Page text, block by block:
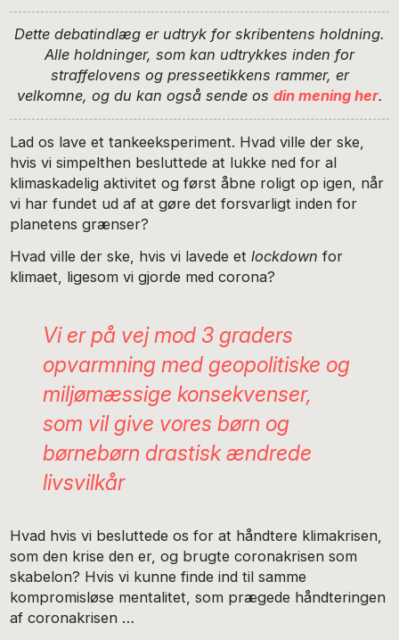
Dette debatindlæg er udtryk for skribentens holdning.
Alle holdninger, som kan udtrykkes inden for
straffelovens og presseetikkens rammer, er
velkomne, og du kan også sende os din mening her.
Lad os lave et tankeeksperiment. Hvad ville der ske,
hvis vi simpelthen besluttede at lukke ned for al
klimaskadelig aktivitet og først åbne roligt op igen, når
vi har fundet ud af at gøre det forsvarligt inden for
planetens grænser?
Hvad ville der ske, hvis vi lavede etlockdown for
klimaet, ligesom vi gjorde med corona?
Vi er på vej mod 3 graders
opvarmning med geopolitiske og
miljømæssige konsekvenser,
som vil give vores børn og
børnebørn drastisk ændrede
livsvilkår
Hvad hvis vi besluttede os for at håndtere klimakrisen,
som den krise den er, og brugte coronakrisen som
skabelon? Hvis vi kunne finde ind til samme
kompromisløse mentalitet, som prægede håndteringen
af coronakrisen …